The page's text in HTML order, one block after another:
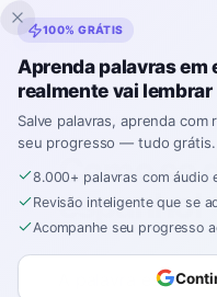
Inklingo
Início›Espanhol›
Como se
espanhol
A palavra
100% GRÁTIS
Aprenda palavras em
realmente vai lembrar
Salve palavras, aprenda
seu progresso — tudo grátis.
8.000+ palavras com áudio
Revisão inteligente que se
Acompanhe seu progresso